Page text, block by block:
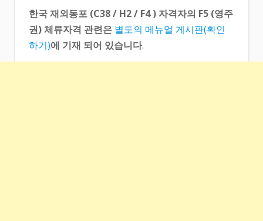
한국 재외동포 (C38 / H2 / F4 ) 자격자의 F5 (영주
권) 체류자격 관련은 별도의 메뉴얼 게시판(확인
하기)에 기재 되어 있습니다.